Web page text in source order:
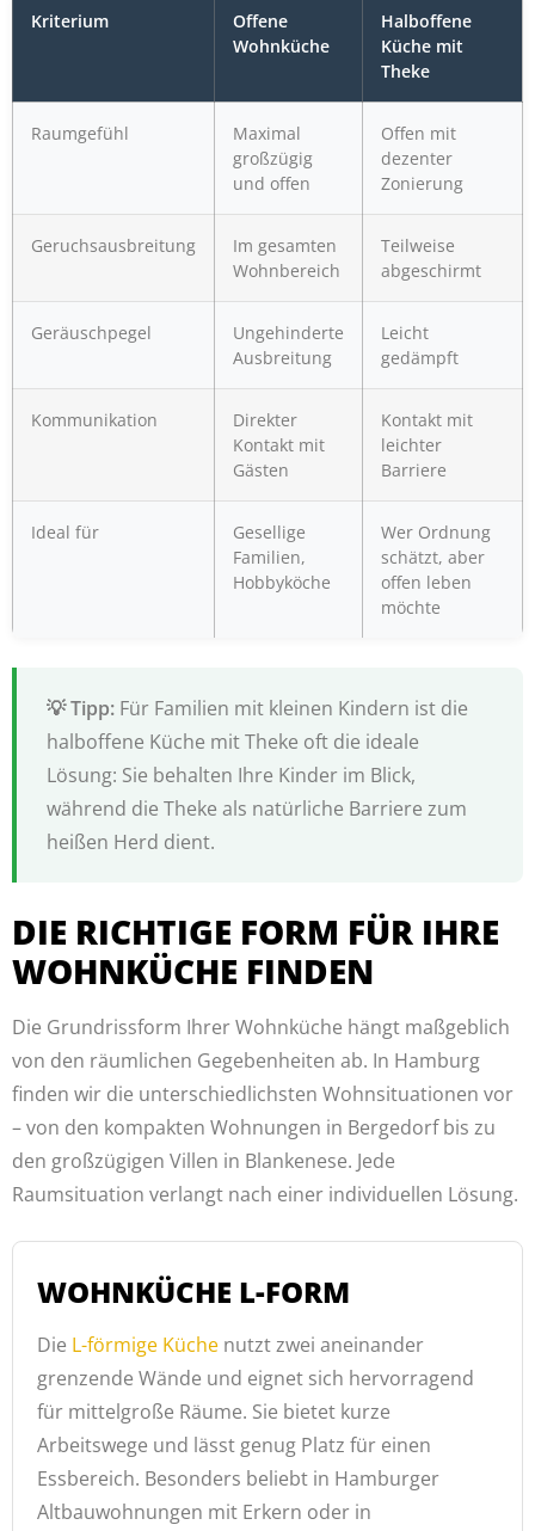
Kriterium
Offene
Wohnküche
Halboffene
Küche mit
Theke
Raumgefühl
Maximal
großzügig
und offen
Offen mit
dezenter
Zonierung
Geruchsausbreitung
Im gesamten
Wohnbereich
Teilweise
abgeschirmt
Geräuschpegel
Ungehinderte
Ausbreitung
Leicht
gedämpft
Kommunikation
Direkter
Kontakt mit
Gästen
Kontakt mit
leichter
Barriere
Ideal für
Gesellige
Familien,
Hobbyköche
Wer Ordnung
schätzt, aber
offen leben
möchte
Für Familien mit kleinen Kindern ist die
halboffene Küche mit Theke oft die ideale
Lösung: Sie behalten Ihre Kinder im Blick,
während die Theke als natürliche Barriere zum
heißen Herd dient.
DIE RICHTIGE FORM FÜR IHRE
WOHNKÜCHE FINDEN
Die Grundrissform Ihrer Wohnküche hängt maßgeblich
von den räumlichen Gegebenheiten ab. In Hamburg
finden wir die unterschiedlichsten Wohnsituationen vor
– von den kompakten Wohnungen in Bergedorf bis zu
den großzügigen Villen in Blankenese. Jede
Raumsituation verlangt nach einer individuellen Lösung.
WOHNKÜCHE L-FORM
Die L-förmige Küche nutzt zwei aneinander
grenzende Wände und eignet sich hervorragend
für mittelgroße Räume. Sie bietet kurze
Arbeitswege und lässt genug Platz für einen
Essbereich. Besonders beliebt in Hamburger
Altbauwohnungen mit Erkern oder in